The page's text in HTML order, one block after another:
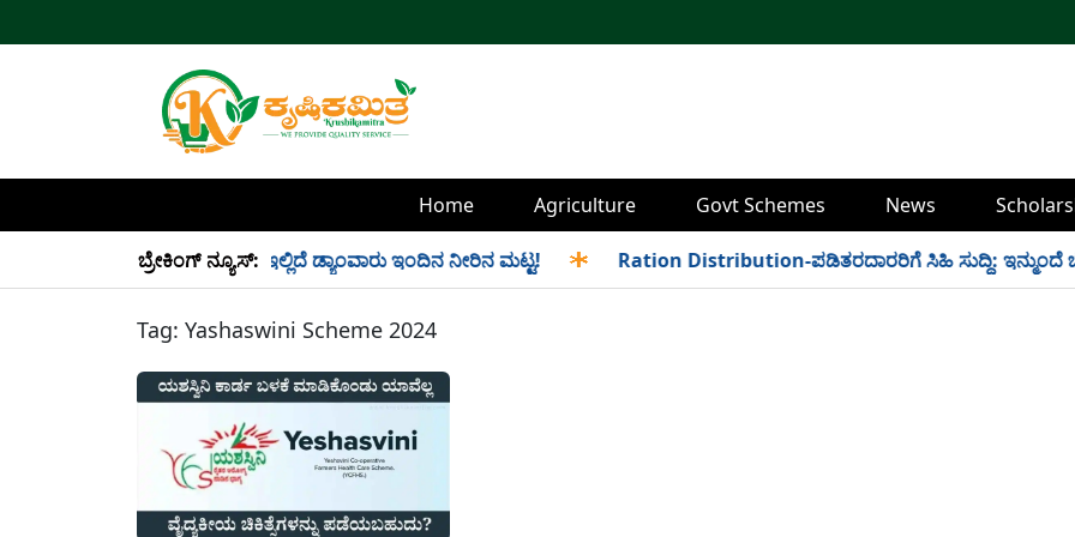
Home Agriculture Govt Schemes News
ಬ್ರೇಕಿಂಗ್ ನ್ಯೂಸ್:
34 TMC ನೀರು ಸಂಗ್ರಹ! ಇಲ್ಲಿದೆ ಡ್ಯಾಂವಾರು ಇಂದಿನ ನೀರಿನ ಮಟ್ಟ! Ration Distribution-ಪಡಿತರದಾರರಿಗೆ ಸಿಹಿ ಸುದ್ದಿ: ಇನ್ಮುಂದೆ
Tag: Yashaswini Scheme 2024